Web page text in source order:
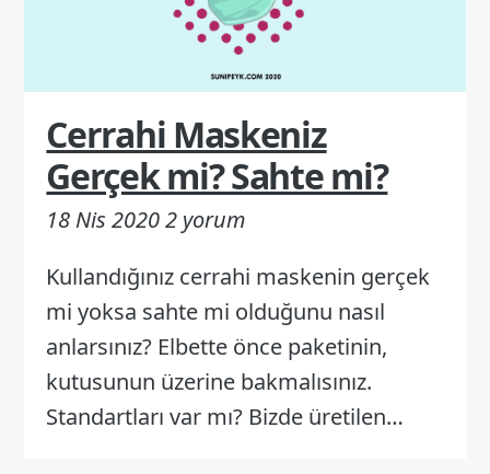
Cerrahi Maskeniz
Gerçek mi? Sahte mi?
18 Nis 20202 yorum
Kullandığınız cerrahi maskenin gerçek
mi yoksa sahte mi olduğunu nasıl
anlarsınız? Elbette önce paketinin,
kutusunun üzerine bakmalısınız.
Standartları var mı? Bizde üretilen…